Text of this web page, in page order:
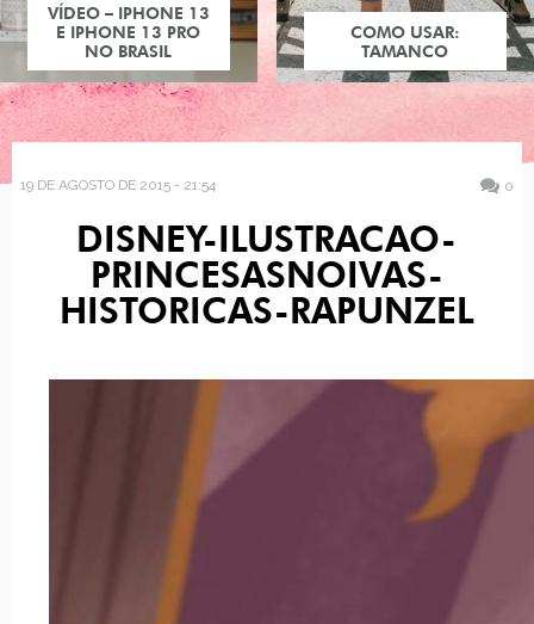
VÍDEO – IPHONE 13
E IPHONE 13 PRO
NO BRASIL
COMO USAR:
TAMANCO
19 DE AGOSTO DE 2015 - 21:54 0
DISNEY-ILUSTRACAO-
PRINCESASNOIVAS-
HISTORICAS-RAPUNZEL